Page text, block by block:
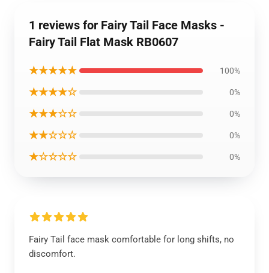
1 reviews for Fairy Tail Face Masks -
Fairy Tail Flat Mask RB0607
★★★★★ 100%
★★★★☆ 0%
★★★☆☆ 0%
★★☆☆☆ 0%
★☆☆☆☆ 0%
Fairy Tail face mask comfortable for long shifts, no
discomfort.